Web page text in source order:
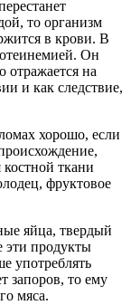
то организм
в крови. В
Он
на
и как следствие,
хорошо, если
ткани
фруктовое
яйца, твердый
эти продукты
употреблять
запоров, то ему
мяса.